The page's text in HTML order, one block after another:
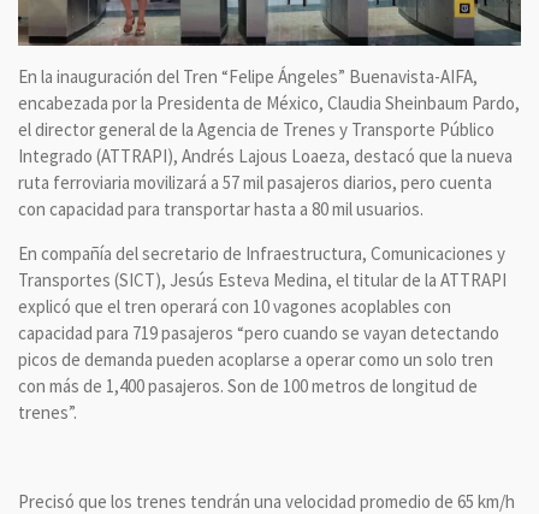
En la inauguración del Tren “Felipe Ángeles” Buenavista-AIFA,
encabezada por la Presidenta de México, Claudia Sheinbaum Pardo,
el director general de la Agencia de Trenes y Transporte Público
Integrado (ATTRAPI), Andrés Lajous Loaeza, destacó que la nueva
ruta ferroviaria movilizará a 57 mil pasajeros diarios, pero cuenta
con capacidad para transportar hasta a 80 mil usuarios.
En compañía del secretario de Infraestructura, Comunicaciones y
Transportes (SICT), Jesús Esteva Medina, el titular de la ATTRAPI
explicó que el tren operará con 10 vagones acoplables con
capacidad para 719 pasajeros “pero cuando se vayan detectando
picos de demanda pueden acoplarse a operar como un solo tren
con más de 1,400 pasajeros. Son de 100 metros de longitud de
trenes”.
Precisó que los trenes tendrán una velocidad promedio de 65 km/h